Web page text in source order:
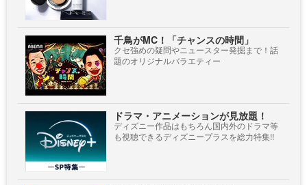
千鳥がMC！「チャンスの時間」
クセ強めの疑問やニュースター発掘まで！話
題のオリジナルバラエティー
ドラマ・アニメーションが見放題！
ディズニー作品はもちろん国内外のドラマ等
も視聴できるディズニープラスを総力特集!!